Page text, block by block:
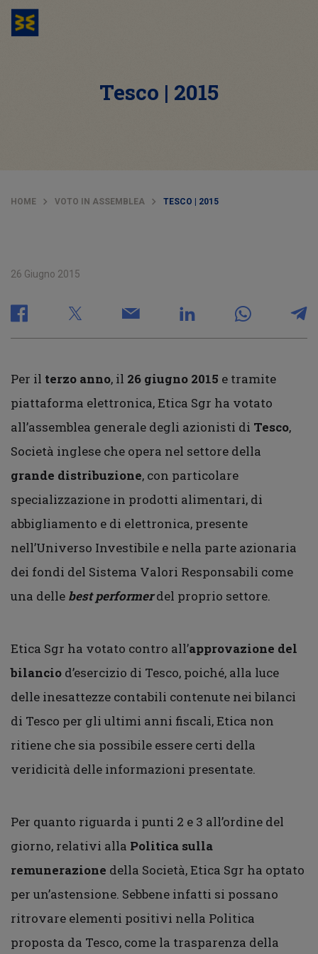
Tesco | 2015
HOME VOTO IN ASSEMBLEA TESCO | 2015
26 Giugno 2015
Per il terzo anno, il 26 giugno 2015 e tramite
piattaforma elettronica, Etica Sgr ha votato
all’assemblea generale degli azionisti di Tesco,
Società inglese che opera nel settore della
grande distribuzione, con particolare
specializzazione in prodotti alimentari, di
abbigliamento e di elettronica, presente
nell’Universo Investibile e nella parte azionaria
dei fondi del Sistema Valori Responsabili come
una delle best performerdel proprio settore.
Etica Sgr ha votato contro all’approvazione del
bilancio d’esercizio di Tesco, poiché, alla luce
delle inesattezze contabili contenute nei bilanci
di Tesco per gli ultimi anni fiscali, Etica non
ritiene che sia possibile essere certi della
veridicità delle informazioni presentate.
Per quanto riguarda i punti 2 e 3 all’ordine del
giorno, relativi alla Politica sulla
remunerazione della Società, Etica Sgr ha optato
per un’astensione. Sebbene infatti si possano
ritrovare elementi positivi nella Politica
proposta da Tesco, come la trasparenza della